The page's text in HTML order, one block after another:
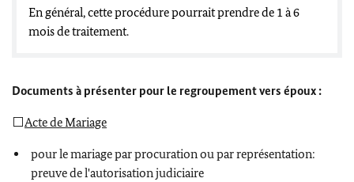
En général, cette procédure pourrait prendre de 1 à 6
mois de traitement.
Documents à présenter pour le regroupement vers époux :
⬜Acte de Mariage
pour le mariage par procuration ou par représentation:
preuve de l'autorisation judiciaire